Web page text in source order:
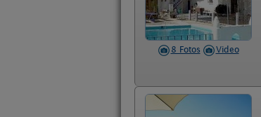
8 Fotos Video